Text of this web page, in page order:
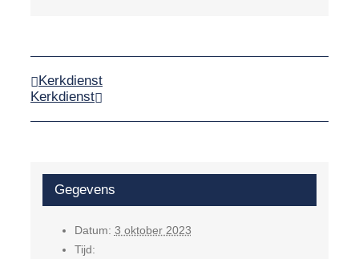
Kerkdienst
Kerkdienst
Gegevens
Datum: 3 oktober 2023
Tijd: